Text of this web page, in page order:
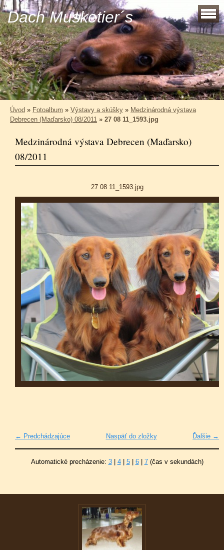
Dach Musketier´s
Úvod » Fotoalbum » Výstavy a skúšky » Medzinárodná výstava
Debrecen (Maďarsko) 08/2011 » 27 08 11_1593.jpg
Medzinárodná výstava Debrecen (Maďarsko)
08/2011
27 08 11_1593.jpg
← Predchádzajúce Ďalšie →
Naspäť do zložky
Automatické precházenie: 3| 4| 5| 6| 7(čas v sekundách)